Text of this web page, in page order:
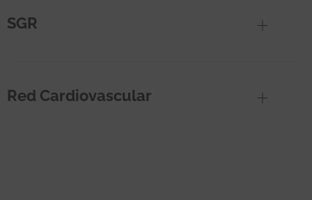
SGR
Red Cardiovascular